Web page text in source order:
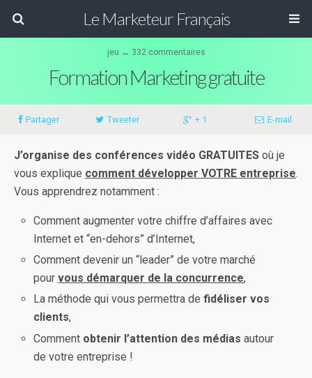
Le Marketeur Français
jeu ↔ 332 commentaires
Formation Marketing gratuite
Partager Tweeter + 1 E-mail
J’organise des conférences vidéo GRATUITES où je
vous explique comment développer VOTRE entreprise.
Vous apprendrez notamment :
Comment augmenter votre chiffre d’affaires avec
Internet et “en-dehors” d’Internet,
Comment devenir un “leader” de votre marché
pourvous démarquer de la concurrence,
La méthode qui vous permettra defidéliser vos
clients,
Comment obtenir l’attention des médias autour
de votre entreprise !